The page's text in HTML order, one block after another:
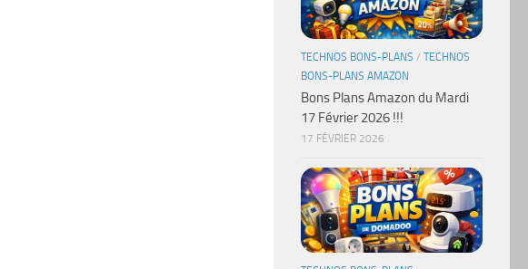
TECHNOS BONS-PLANS / TECHNOS
BONS-PLANS AMAZON
Bons Plans Amazon du Mardi
17 Février 2026 !!!
17 FÉVRIER 2026